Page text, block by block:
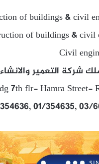
of buildings & civil
of buildings & civil
Civil
7th flr- Hamra Street-
01/354635, 03/